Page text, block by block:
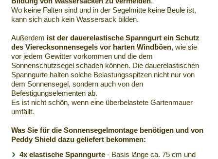
Wo keine Falten sind und in der Segelmitte keine Beule ist,
kann sich auch kein Wassersack bilden.
Außerdem ist der dauerelastische Spanngurt ein Schutz
des Vierecksonnensegels vor harten Windböen, wie sie
vor jedem Gewitter vorkommen und die dem
Sonnenschutzsegel schaden können. Die dauerelastischen
Spanngurte halten solche Belastungsspitzen nicht nur von
dem Sonnensegel, sondern auch von den
Befestigungselementen ab.
Es ist nicht schön, wenn eine überbelastete Gartenmauer
umfällt.
Was Sie für die Sonnensegelmontage benötigen und von
Peddy Shield dazu geliefert bekommen:
4x elastische Spanngurte - Basis länge ca. 75 cm und